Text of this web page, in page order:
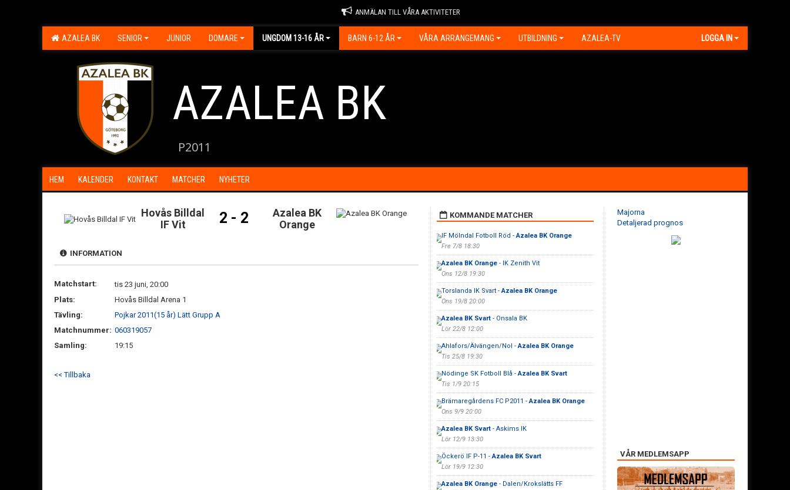
ANMÄLAN TILL VÅRA AKTIVITETER
AZALEA BK SENIOR JUNIOR DOMARE UNGDOM 13-16 ÅR BARN 6-12 ÅR VÅRA ARRANGEMANG UTBILDNING AZALEA-TV LOGGA IN
AZALEA BK
P2011
HEM KALENDER KONTAKT MATCHER NYHETER
Hovås Billdal
IF Vit
2 - 2
Azalea BK
Orange
INFORMATION
Matchstart:
tis 23 juni, 20:00
Plats:
Hovås Billdal Arena 1
Tävling:
Pojkar 2011(15 år) Lätt Grupp A
Matchnummer: 060319057
Samling:
19:15
<< Tillbaka
KOMMANDE MATCHER
IF Mölndal Fotboll Röd -Azalea BK Orange
Fre 7/8 18:30
Azalea BK Orange- IK Zenith Vit
Ons 12/8 19:30
Torslanda IK Svart -Azalea BK Orange
Ons 19/8 20:00
Azalea BK Svart- Onsala BK
Lör 22/8 12:00
Ahlafors/Älvängen/Nol -Azalea BK Orange
Tis 25/8 19:30
Nödinge SK Fotboll Blå -Azalea BK Svart
Tis 1/9 20:15
Brämaregårdens FC P2011 -Azalea BK Orange
Ons 9/9 20:00
Azalea BK Svart- Askims IK
Lör 12/9 13:30
Öckerö IF P-11 -Azalea BK Svart
Lör 19/9 12:30
Azalea BK Orange- Dalen/Krokslätts FF
Majorna
Detaljerad prognos
VÅR MEDLEMSAPP